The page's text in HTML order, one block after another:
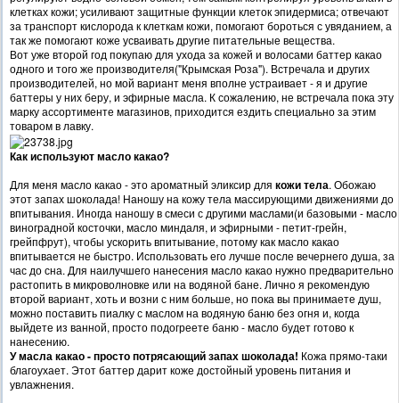
клетках кожи; усиливают защитные функции клеток эпидермиса; отвечают
за транспорт кислорода к клеткам кожи, помогают бороться с увяданием, а
так же помогают коже усваивать другие питательные вещества.
Вот уже второй год покупаю для ухода за кожей и волосами баттер какао
одного и того же производителя("Крымская Роза"). Встречала и других
производителей, но мой вариант меня вполне устраивает - я и другие
баттеры у них беру, и эфирные масла. К сожалению, не встречала пока эту
марку ассортименте магазинов, приходится ездить специально за этим
товаром в лавку.
Как используют масло какао?
Для меня масло какао - это ароматный эликсир для кожи тела. Обожаю
этот запах шоколада! Наношу на кожу тела массирующими движениями до
впитывания. Иногда наношу в смеси с другими маслами(и базовыми - масло
виноградной косточки, масло миндаля, и эфирными - петит-грейн,
грейпфрут), чтобы ускорить впитывание, потому как масло какао
впитывается не быстро. Использовать его лучше после вечернего душа, за
час до сна. Для наилучшего нанесения масло какао нужно предварительно
растопить в микроволновке или на водяной бане. Лично я рекомендую
второй вариант, хоть и возни с ним больше, но пока вы принимаете душ,
можно поставить пиалку с маслом на водяную баню без огня и, когда
выйдете из ванной, просто подогреете баню - масло будет готово к
нанесению.
У масла какао - просто потрясающий запах шоколада! Кожа прямо-таки
благоухает. Этот баттер дарит коже достойный уровень питания и
увлажнения.